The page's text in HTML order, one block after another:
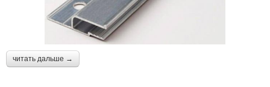
читать дальше →